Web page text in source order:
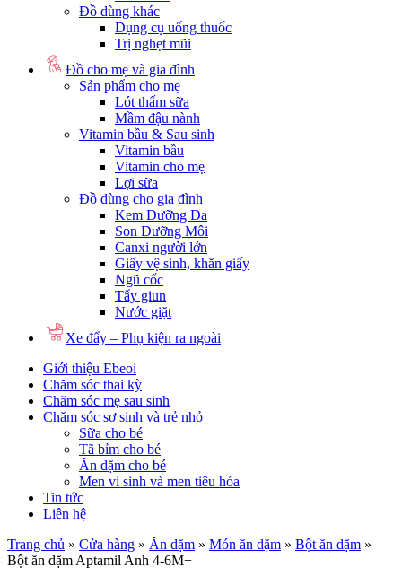
Đồ dùng khác
Dụng cụ uống thuốc
Trị nghẹt mũi
Đồ cho mẹ và gia đình
Sản phẩm cho mẹ
Lót thấm sữa
Mầm đậu nành
Vitamin bầu & Sau sinh
Vitamin bầu
Vitamin cho mẹ
Lợi sữa
Đồ dùng cho gia đình
Kem Dưỡng Da
Son Dưỡng Môi
Canxi người lớn
Giấy vệ sinh, khăn giấy
Ngũ cốc
Tẩy giun
Nước giặt
Xe đẩy – Phụ kiện ra ngoài
Giới thiệu Ebeoi
Chăm sóc thai kỳ
Chăm sóc mẹ sau sinh
Chăm sóc sơ sinh và trẻ nhỏ
Sữa cho bé
Tã bỉm cho bé
Ăn dặm cho bé
Men vi sinh và men tiêu hóa
Tin tức
Liên hệ
Trang chủ » Cửa hàng » Ăn dặm » Món ăn dặm » Bột ăn dặm »
Bột ăn dặm Aptamil Anh 4-6M+